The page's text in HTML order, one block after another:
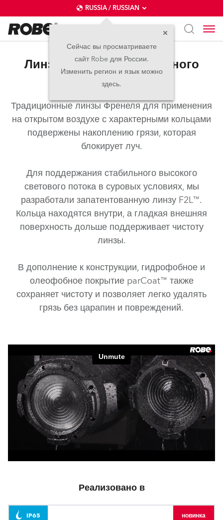
RUSSIA / RUSSIAN
Сейчас вы просматриваете
сайт Robe для России.
Изменить регион и язык можно
здесь.
Линза Френеля для уличного
использования F2L™
Традиционные линзы Френеля для применения
на открытом воздухе с характерными кольцами
подвержены накоплению грязи, которая
блокирует луч.
Для поддержания стабильного высокого
светового потока в суровых условиях, мы
разработали запатентованную линзу F2L™.
Кольца находятся внутри, а гладкая внешняя
поверхность дольше поддерживает чистоту
линзы.
В дополнение к конструкции, гидрофобное и
олеофобное покрытие parCoat™ также
сохраняет чистоту и позволяет легко удалять
грязь без царапин и повреждений.
Реализовано в
IP65 новинка